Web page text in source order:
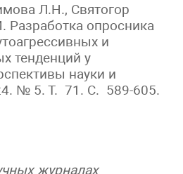
Л.Н., Святогор
опросника
и
тенденций у
науки и
№ 5. Т. 71. С. 589-605.
журналах